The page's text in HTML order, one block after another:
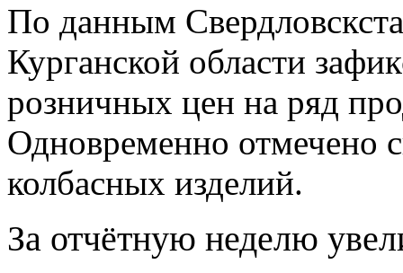
По данным
Курганской области
розничных цен на ряд
Одновременно отмечено
колбасных изделий.
За отчётную неделю